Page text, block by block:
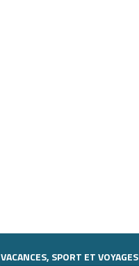
VACANCES, SPORT ET VOYAGES